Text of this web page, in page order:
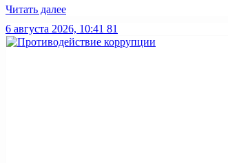
Читать далее
6 августа 2026, 10:41 81